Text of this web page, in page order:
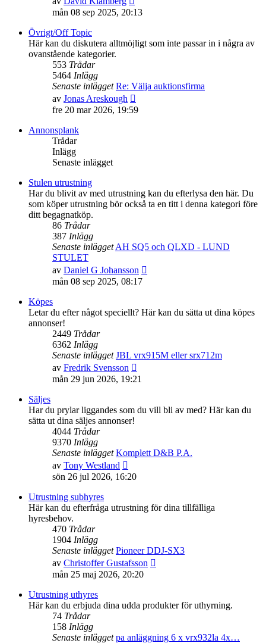
till
inlägget
mån 08 sep 2025, 20:13
Övrigt/Off Topic
Här kan du diskutera alltmöjligt som inte passar in i några av
ovanstående kategorier.
553 Trådar
5464 Inlägg
Senaste inlägget Re: Välja auktionsfirma
av Jonas Areskough
till
fre 20 mar 2026, 19:59
Annonsplank
Trådar
Inlägg
Senaste inlägget
Stulen utrustning
Har du blivit av med utrustning kan du efterlysa den här. Du
som köper utrustning bör också ta en titt i denna kategori före
ditt begagnatköp.
86 Trådar
387 Inlägg
Senaste inlägget AH SQ5 och QLXD - LUND
STULET
av Daniel G Johansson
inlägget
mån 08 sep 2025, 08:17
Köpes
Letar du efter något speciellt? Här kan du sätta ut dina köpes
annonser!
2449 Trådar
6362 Inlägg
Senaste inlägget JBL vrx915M eller srx712m
av Fredrik Svensson
till
inlägget
mån 29 jun 2026, 19:21
Säljes
Har du prylar liggandes som du vill bli av med? Här kan du
sätta ut dina säljes annonser!
4044 Trådar
9370 Inlägg
Senaste inlägget Komplett D&B P.A.
av Tony Westland
till
inlägget
sön 26 jul 2026, 16:20
Utrustning subhyres
Här kan du efterfråga utrustning för dina tillfälliga
hyresbehov.
470 Trådar
1904 Inlägg
Senaste inlägget Pioneer DDJ-SX3
av Christoffer Gustafsson
inlägget
mån 25 maj 2026, 20:20
Utrustning uthyres
Här kan du erbjuda dina udda produkter för uthyrning.
74 Trådar
158 Inlägg
Senaste inlägget pa anläggning 6 x vrx932la 4x…